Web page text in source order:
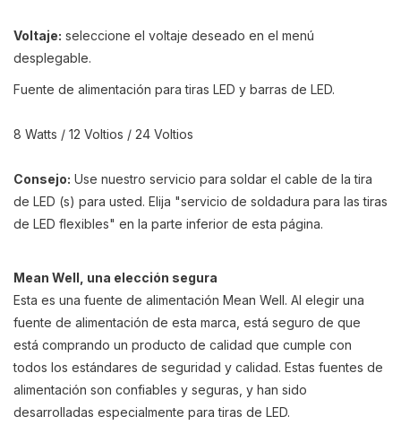
Voltaje: seleccione el voltaje deseado en el menú
desplegable.
Fuente de alimentación para tiras LED y barras de LED.
8 Watts / 12 Voltios / 24 Voltios
Consejo: Use nuestro servicio para soldar el cable de la tira
de LED (s) para usted. Elija "servicio de soldadura para las tiras
de LED flexibles" en la parte inferior de esta página.
Mean Well, una elección segura
Esta es una fuente de alimentación Mean Well. Al elegir una
fuente de alimentación de esta marca, está seguro de que
está comprando un producto de calidad que cumple con
todos los estándares de seguridad y calidad. Estas fuentes de
alimentación son confiables y seguras, y han sido
desarrolladas especialmente para tiras de LED.